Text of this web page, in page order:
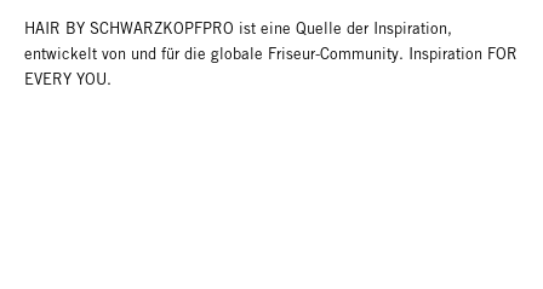
HAIR BY SCHWARZKOPFPRO ist eine Quelle der Inspiration,
entwickelt von und für die globale Friseur-Community. Inspiration FOR
EVERY YOU.